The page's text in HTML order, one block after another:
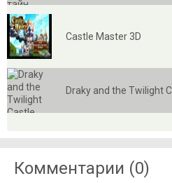
Castle Master 3D
Draky and the Twilight
Комментарии (0)